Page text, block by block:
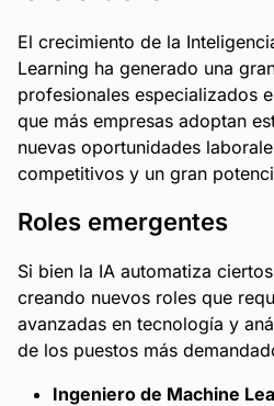
El crecimiento de la
Learning ha generado una
profesionales especializados
que más empresas adoptan
nuevas oportunidades
competitivos y un gran
Roles emergentes
Si bien la IA automatiza
creando nuevos roles que
avanzadas en tecnología y
de los puestos más
Ingeniero de Machine